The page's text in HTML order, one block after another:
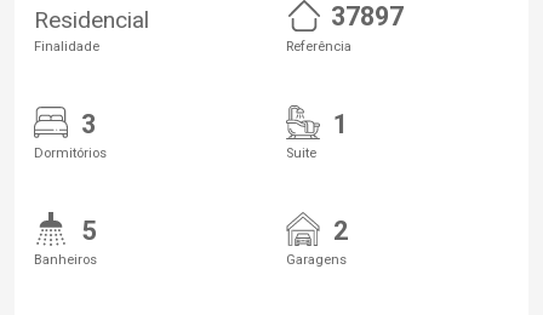
Residencial
Finalidade
37897
Referência
3
Dormitórios
1
Suite
5
Banheiros
2
Garagens